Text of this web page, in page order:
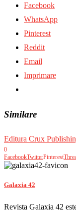
Facebook
WhatsApp
Pinterest
Reddit
Email
Imprimare
Similare
Editura Crux
0
FacebookTwitterPinterest
Galaxia 42
Revista Galaxia 42